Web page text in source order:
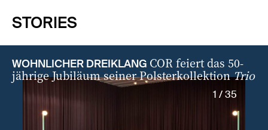
STORIES
WOHNLICHER DREIKLANG COR feiert das 50-
jährige Jubiläum seiner PolsterkollektionTrio
1 / 35